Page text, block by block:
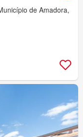
de Amadora,